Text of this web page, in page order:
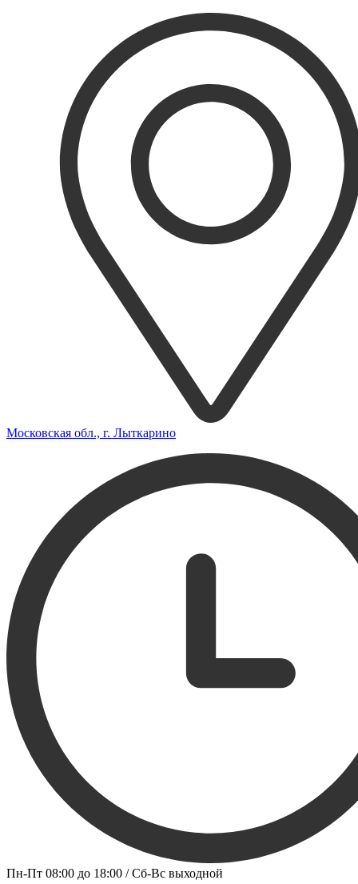
Московская обл., г. Лыткарино
Пн-Пт 08:00 до 18:00 / Сб-Вс выходной